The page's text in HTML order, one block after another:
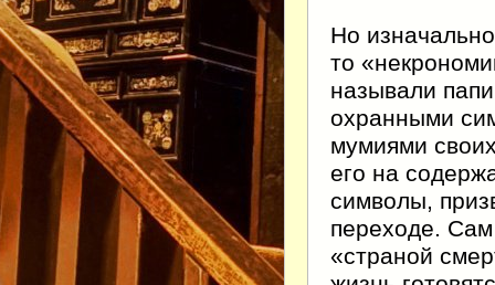
Но
то
называли
охранными
мумиями
его на
символы,
переходе. Сам
«страной